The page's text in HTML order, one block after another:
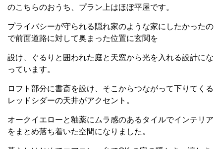
のこちらのおうち、プラン上はほぼ平屋です。
プライバシーが守られる隠れ家のような家にしたかったの
で前面道路に対して奥まった位置に玄関を
設け、ぐるりと囲われた庭と天窓から光を入れる設計にな
っています。
ロフト部分に書斎を設け、そこからつながって下りてくる
レッドシダーの天井がアクセント。
オークイエローと釉薬にムラ感のあるタイルでインテリア
をまとめ落ち着いた空間になりました。